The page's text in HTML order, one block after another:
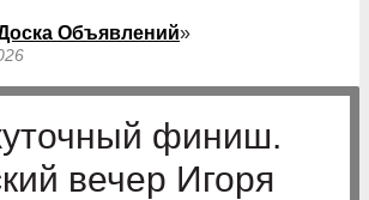
Объявлений»
финиш.
вечер Игоря